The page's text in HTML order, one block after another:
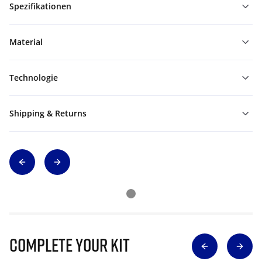
Spezifikationen
Material
Technologie
Shipping & Returns
Complete Your Kit